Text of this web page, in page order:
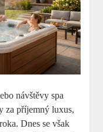
návštěvy spa
za příjemný luxus,
Dnes se však